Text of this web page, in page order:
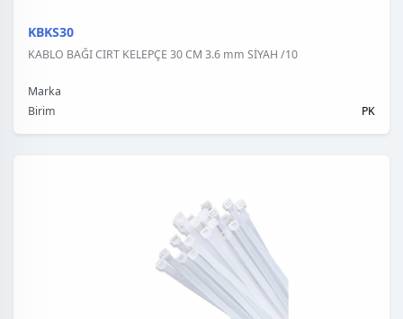
KBKS30
KABLO BAĞI CIRT KELEPÇE 30 CM 3.6 mm SİYAH /10
Marka
Birim
PK